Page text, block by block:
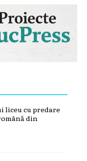
liceu cu predare
din